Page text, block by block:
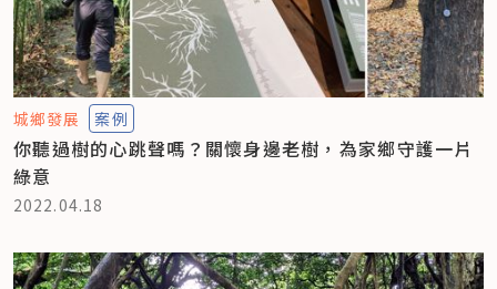
城鄉發展 案例
你聽過樹的心跳聲嗎？關懷身邊老樹，為家鄉守護一片
綠意
2022.04.18